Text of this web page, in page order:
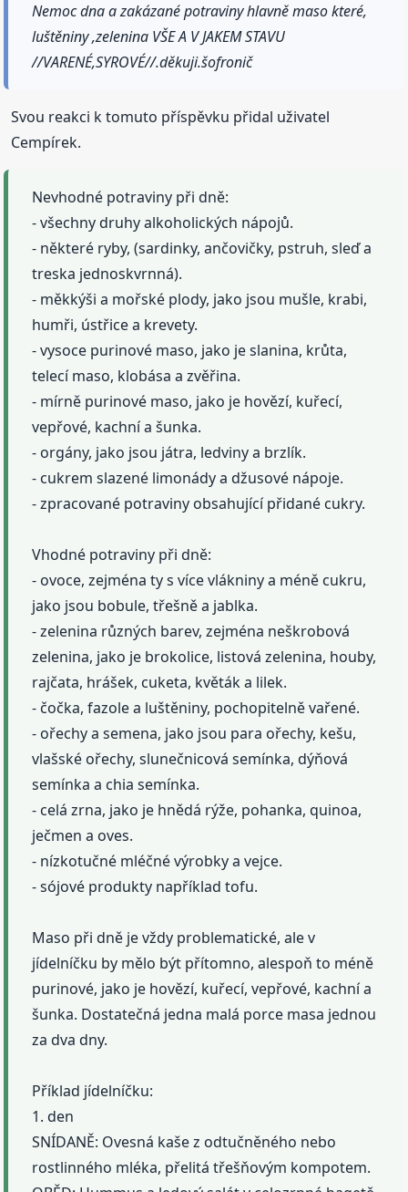
Nemoc dna a zakázané potraviny hlavně maso které,
luštěniny ,zelenina VŠE A V JAKEM STAVU
//VARENÉ,SYROVÉ//.děkuji.šofronič
Svou reakci k tomuto příspěvku přidal uživatel
Cempírek.
Nevhodné potraviny při dně:
- všechny druhy alkoholických nápojů.
- některé ryby, (sardinky, ančovičky, pstruh, sleď a
treska jednoskvrnná).
- měkkýši a mořské plody, jako jsou mušle, krabi,
humři, ústřice a krevety.
- vysoce purinové maso, jako je slanina, krůta,
telecí maso, klobása a zvěřina.
- mírně purinové maso, jako je hovězí, kuřecí,
vepřové, kachní a šunka.
- orgány, jako jsou játra, ledviny a brzlík.
- cukrem slazené limonády a džusové nápoje.
- zpracované potraviny obsahující přidané cukry.
Vhodné potraviny při dně:
- ovoce, zejména ty s více vlákniny a méně cukru,
jako jsou bobule, třešně a jablka.
- zelenina různých barev, zejména neškrobová
zelenina, jako je brokolice, listová zelenina, houby,
rajčata, hrášek, cuketa, květák a lilek.
- čočka, fazole a luštěniny, pochopitelně vařené.
- ořechy a semena, jako jsou para ořechy, kešu,
vlašské ořechy, slunečnicová semínka, dýňová
semínka a chia semínka.
- celá zrna, jako je hnědá rýže, pohanka, quinoa,
ječmen a oves.
- nízkotučné mléčné výrobky a vejce.
- sójové produkty například tofu.
Maso při dně je vždy problematické, ale v
jídelníčku by mělo být přítomno, alespoň to méně
purinové, jako je hovězí, kuřecí, vepřové, kachní a
šunka. Dostatečná jedna malá porce masa jednou
za dva dny.
Příklad jídelníčku:
1. den
SNÍDANĚ: Ovesná kaše z odtučněného nebo
rostlinného mléka, přelitá třešňovým kompotem.